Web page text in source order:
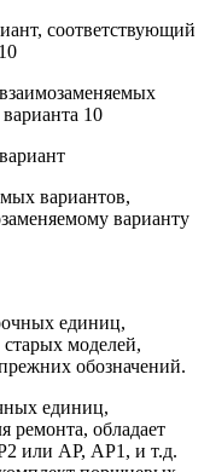
соответствующий
10
вариантов,
варианту
единиц,
моделей,
обозначений.
единиц,
ремонта, обладает
или АР, АР1, и т.д.